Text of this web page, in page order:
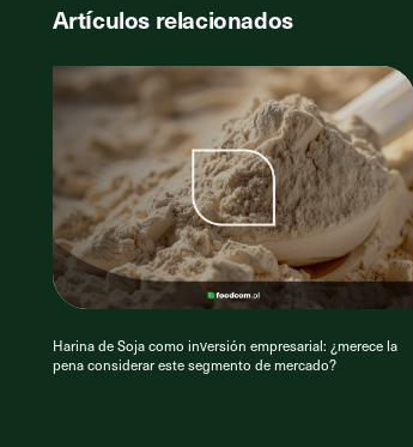
Artículos relacionados
Harina de Soja como inversión empresarial: ¿merece la
pena considerar este segmento de mercado?